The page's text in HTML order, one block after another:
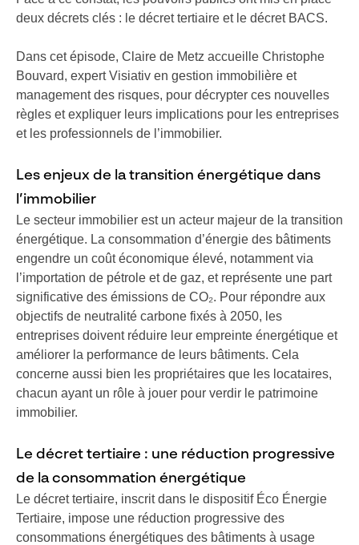
deux décrets clés : le décret tertiaire et le décret BACS.
Dans cet épisode, Claire de Metz accueille Christophe
Bouvard, expert Visiativ en gestion immobilière et
management des risques, pour décrypter ces nouvelles
règles et expliquer leurs implications pour les entreprises
et les professionnels de l’immobilier.
Les enjeux de la transition énergétique dans
l’immobilier
Le secteur immobilier est un acteur majeur de la transition
énergétique. La consommation d’énergie des bâtiments
engendre un coût économique élevé, notamment via
l’importation de pétrole et de gaz, et représente une part
significative des émissions de CO₂. Pour répondre aux
objectifs de neutralité carbone fixés à 2050, les
entreprises doivent réduire leur empreinte énergétique et
améliorer la performance de leurs bâtiments. Cela
concerne aussi bien les propriétaires que les locataires,
chacun ayant un rôle à jouer pour verdir le patrimoine
immobilier.
Le décret tertiaire : une réduction progressive
de la consommation énergétique
Le décret tertiaire, inscrit dans le dispositif Éco Énergie
Tertiaire, impose une réduction progressive des
consommations énergétiques des bâtiments à usage